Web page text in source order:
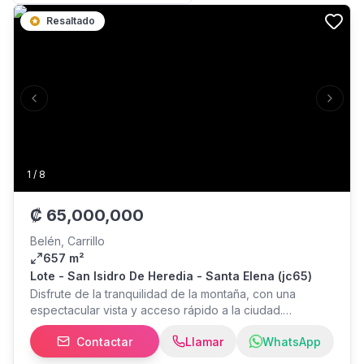
1 / 8
Previous slide Next
Resaltado
₡ 65,000,000
Belén, Carrillo
657 m²
Lote - San Isidro De Heredia - Santa Elena (jc65)
Disfrute de la tranquilidad de la montaña, con una
espectacular vista y acceso rápido a la ciudad.
Excelente opción para construir la casa de sus sueños.
• Precio: (Financiamiento bancario disponible). • Área
de Lote: 657,77 m² de terreno. • Totalmente plano. •
Contactar Llamar WhatsApp